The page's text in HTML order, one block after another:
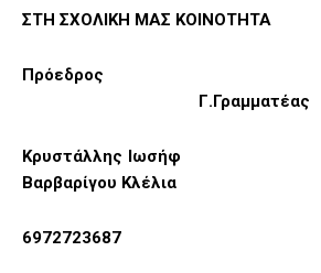
ΣΤΗ ΣΧΟΛΙΚΗ ΜΑΣ ΚΟΙΝΟΤΗΤΑ
Γ.Γραμματέας
Κρυστάλλης
Βαρβαρίγου Κλέλια